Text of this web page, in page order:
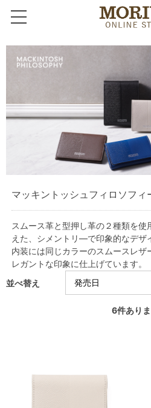
マッキントッシュフィロソフ
スムース革と型押し革の２種類を
えた、シメントリ―で印象的なデザ
内装には同じカラーのスムースレザ
レガントな印象に仕上げています。
並べ替え
6件あり